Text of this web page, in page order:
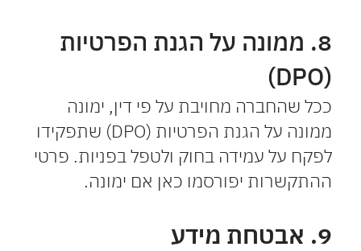
8. ממונה על הגנת הפרטיות
(DPO)
ככל שהחברה מחויבת על פי דין, ימונה
ממונה על הגנת הפרטיות (DPO) שתפקידו
לפקח על עמידה בחוק ולטפל בפניות. פרטי
ההתקשרות יפורסמו כאן אם ימונה.
9. אבטחת מידע